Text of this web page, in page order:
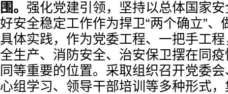
围。 强化党建引领，坚持以总体国家
好安全稳定工作作为捍卫“两个确立”、
具体实践，作为党委工程、一把手工
全生产、消防安全、治安保卫摆在同
同等重要的位置。采取组织召开党委
心组学习、领导干部培训等多种形式